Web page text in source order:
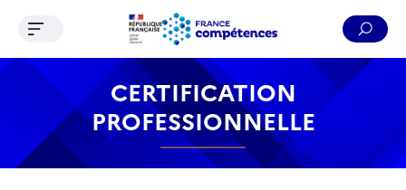
Contenu Recherche Menu Pied de page
Ouvrir le menu de navigation
CERTIFICATION
PROFESSIONNELLE